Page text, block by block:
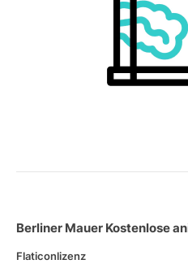
Berliner Mauer Kostenlose
Flaticonlizenz